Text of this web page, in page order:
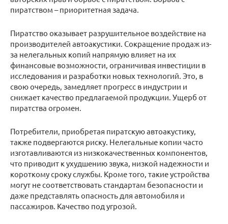
пиратством – приоритетная задача.
Пиратство оказывает разрушительное воздействие на
производителей автоакустики. Сокращение продаж из-
за нелегальных копий напрямую влияет на их
финансовые возможности, ограничивая инвестиции в
исследования и разработки новых технологий. Это, в
свою очередь, замедляет прогресс в индустрии и
снижает качество предлагаемой продукции. Ущерб от
пиратства огромен.
Потребители, приобретая пиратскую автоакустику,
также подвергаются риску. Нелегальные копии часто
изготавливаются из низкокачественных компонентов,
что приводит к ухудшению звука, низкой надежности и
короткому сроку службы. Кроме того, такие устройства
могут не соответствовать стандартам безопасности и
даже представлять опасность для автомобиля и
пассажиров. Качество под угрозой.